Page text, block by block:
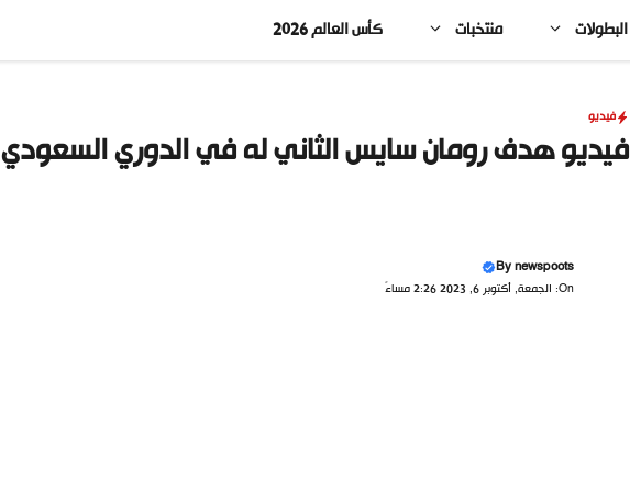
البطولات منتخبات كأس العالم 2026
فيديو
فيديو هدف رومان سايس الثاني له في الدوري السعودي
Bynewspoots
On: الجمعة, أكتوبر 6, 2023 2:26 مساءً